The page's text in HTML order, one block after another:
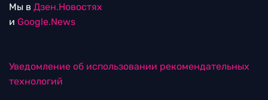
Мы в Дзен.Новостях
и Google.News
Уведомление об использовании рекомендательных
технологий